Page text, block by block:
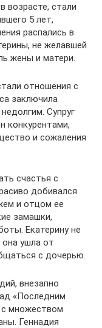
возрасте, стали
5 лет,
распались в
не желавшей
жены и матери.
отношения с
заключила
Супруг
конкурентами,
и сожаления
счастья с
добивался
и отцом ее
замашки,
Екатерину не
она ушла от
с дочерью.
внезапно
«Последним
с множеством
Геннадия